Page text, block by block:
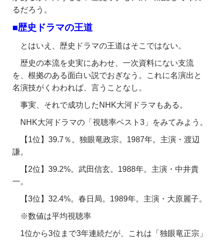
るだろう。
■歴史ドラマの王道
とはいえ、歴史ドラマの王道はそこではない。
歴史の本流を史実にあわせ、一次資料にない支流
を、根拠のある面白い説でおぎなう。これに名演出と
名演技がくわわれば、言うことなし。
事実、それで成功したNHK大河ドラマもある。
NHK大河ドラマの「視聴率ベスト3」をみてみよう。
【1位】39.7％。独眼竜政宗。1987年。主演・渡辺
謙。
【2位】39.2%。武田信玄。1988年。主演・中井貴
一。
【3位】32.4%。春日局。1989年。主演・大原麗子。
※数値は平均視聴率
1位から3位まで3年連続だが、これは「独眼竜正宗」